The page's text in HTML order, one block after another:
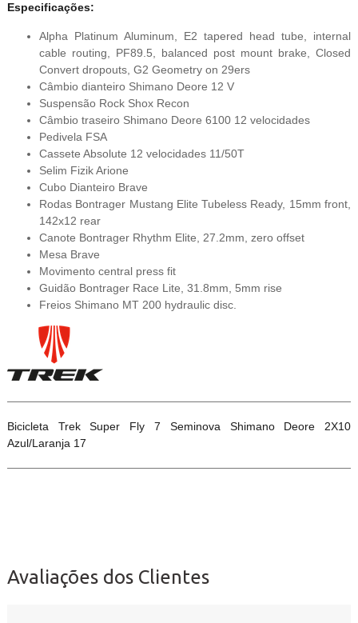
Especificações:
Alpha Platinum Aluminum, E2 tapered head tube, internal
cable routing, PF89.5, balanced post mount brake, Closed
Convert dropouts, G2 Geometry on 29ers
Câmbio dianteiro Shimano Deore 12 V
Suspensão Rock Shox Recon
Câmbio traseiro Shimano Deore 6100 12 velocidades
Pedivela FSA
Cassete Absolute 12 velocidades 11/50T
Selim Fizik Arione
Cubo Dianteiro Brave
Rodas Bontrager Mustang Elite Tubeless Ready, 15mm front,
142x12 rear
Canote Bontrager Rhythm Elite, 27.2mm, zero offset
Mesa Brave
Movimento central press fit
Guidão Bontrager Race Lite, 31.8mm, 5mm rise
Freios Shimano MT 200 hydraulic disc.
Bicicleta Trek Super Fly 7 Seminova Shimano Deore 2X10
Azul/Laranja 17
Avaliações dos Clientes